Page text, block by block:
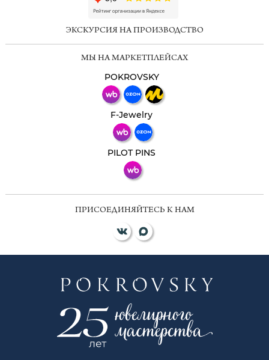
ЭКСКУРСИЯ НА ПРОИЗВОДСТВО
МЫ НА МАРКЕТПЛЕЙСАХ
POKROVSKY
F-Jewelry
PILOT PINS
ПРИСОЕДИНЯЙТЕСЬ К НАМ